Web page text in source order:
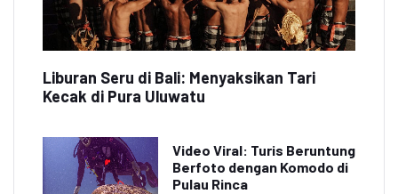
Liburan Seru di Bali: Menyaksikan Tari
Kecak di Pura Uluwatu
Video Viral: Turis Beruntung
Berfoto dengan Komodo di
Pulau Rinca